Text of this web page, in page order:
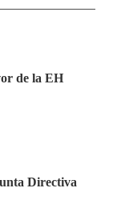
de la EH
Directiva